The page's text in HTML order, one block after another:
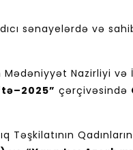
sənayelərdə və
Mədəniyyət Nazirliyi
çərçivəsində